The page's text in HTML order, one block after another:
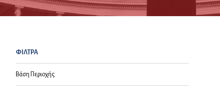
ΦΙΛΤΡΑ
Βάση Περιοχής